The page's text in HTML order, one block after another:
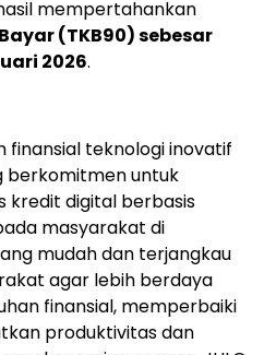
mempertahankan
(TKB90) sebesar
2026.
finansial teknologi inovatif
berkomitmen untuk
kredit digital berbasis
masyarakat di
mudah dan terjangkau
agar lebih berdaya
finansial, memperbaiki
produktivitas dan